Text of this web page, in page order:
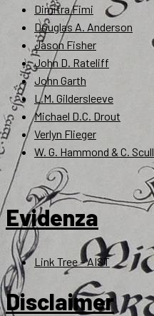
Dimitra Fimi
Douglas A. Anderson
Jason Fisher
John D. Rateliff
John Garth
L.M. Gildersleeve
Michael D.C. Drout
Verlyn Flieger
W. G. Hammond & C. Scull
Evidenza
Link Tree – AIST
Disclaimer